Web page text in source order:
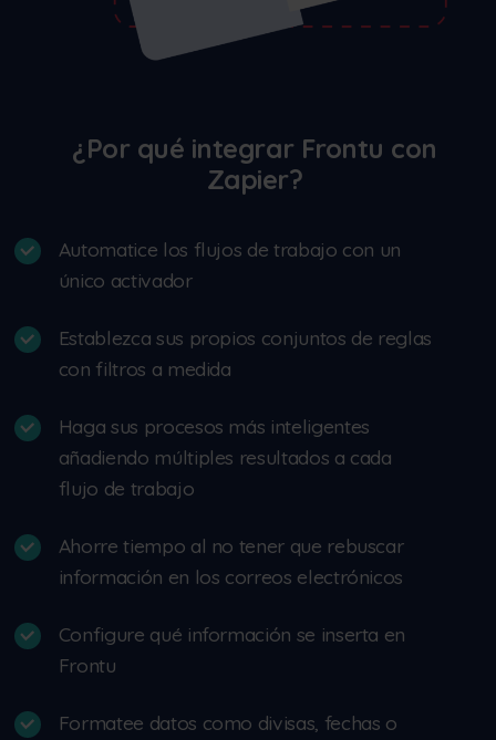
¿Por qué integrar Frontu con
Zapier?
Automatice los flujos de trabajo con un
único activador
Establezca sus propios conjuntos de reglas
con filtros a medida
Haga sus procesos más inteligentes
añadiendo múltiples resultados a cada
flujo de trabajo
Ahorre tiempo al no tener que rebuscar
información en los correos electrónicos
Configure qué información se inserta en
Frontu
Formatee datos como divisas, fechas o